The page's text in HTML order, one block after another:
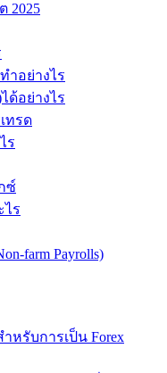
2025
ำอย่างไร
ด้อย่างไร
ทรด
ร
ซ์
ไร
farm Payrolls)
หรับการเป็น Forex